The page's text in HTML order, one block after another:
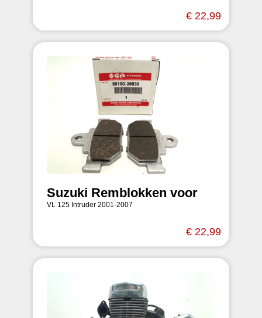
€ 22,99
Suzuki Remblokken voor
VL 125 Intruder 2001-2007
€ 22,99